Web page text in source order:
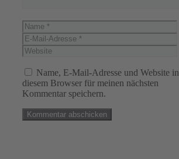
Name
Name, E-Mail-Adresse und Website in
diesem Browser für meinen nächsten
Kommentar speichern.